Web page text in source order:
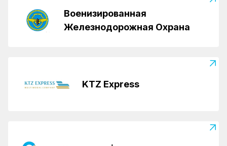
Военизированная
Железнодорожная Охрана
KTZ Express